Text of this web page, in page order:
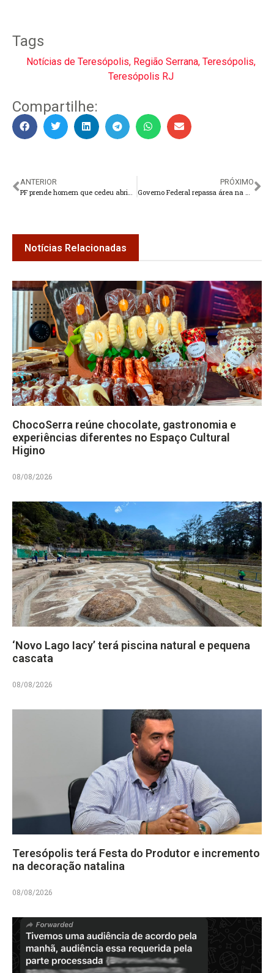
Tags
Notícias de Teresópolis, Região Serrana, Teresópolis,
Teresópolis RJ
Compartilhe:
ANTERIOR
PRÓXIMO
Notícias Relacionadas
ChocoSerra reúne chocolate, gastronomia e
experiências diferentes no Espaço Cultural
Higino
08/08/2026
‘Novo Lago Iacy’ terá piscina natural e pequena
cascata
08/08/2026
Teresópolis terá Festa do Produtor e incremento
na decoração natalina
08/08/2026